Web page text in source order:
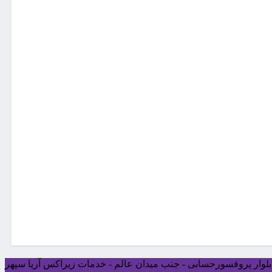
بلوار پروفسورحسابی - جنب میدان عالم - خدمات زیراکس آریا سپهر